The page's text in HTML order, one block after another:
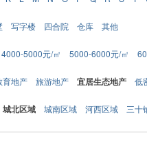
写字楼 四合院 仓库 其他
4000-5000元/㎡ 5000-6000元/㎡
育地产 旅游地产 宜居生态地产 低
城北区域 城南区域 河西区域 三十